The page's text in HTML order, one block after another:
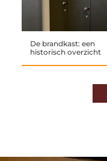
De brandkast: een
historisch overzicht